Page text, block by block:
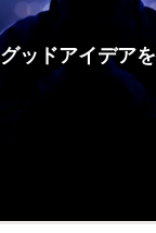
グッドアイデア